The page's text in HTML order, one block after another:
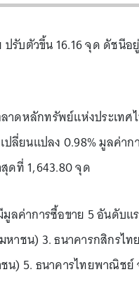
รับตัวขึ้น 16.16 จุด ดัชนีอ
าดหลักทรัพย์แห่งประเท
ปลี่ยนแปลง 0.98% มูลค่า
ดที่ 1,643.80 จุด
ค่าการซื้อขาย 5 อันดับแ
าชน) 3. ธนาคารกสิกรไ
น) 5. ธนาคารไทยพาณิช